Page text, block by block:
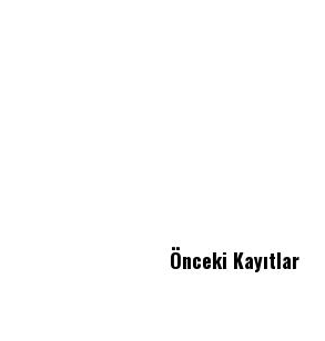
Önceki Kayıtlar